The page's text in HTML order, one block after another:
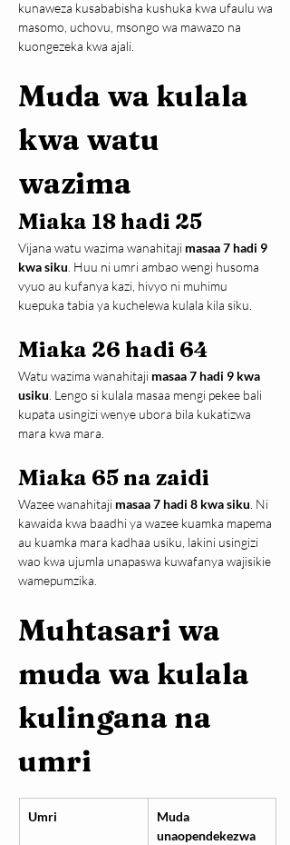
kunaweza kusababisha kushuka kwa ufaulu wa
masomo, uchovu, msongo wa mawazo na
kuongezeka kwa ajali.
Muda wa kulala
kwa watu
wazima
Miaka 18 hadi 25
Vijana watu wazima wanahitaji masaa 7 hadi 9
kwa siku . Huu ni umri ambao wengi husoma
vyuo au kufanya kazi, hivyo ni muhimu
kuepuka tabia ya kuchelewa kulala kila siku.
Miaka 26 hadi 64
Watu wazima wanahitaji masaa 7 hadi 9 kwa
usiku . Lengo si kulala masaa mengi pekee bali
kupata usingizi wenye ubora bila kukatizwa
mara kwa mara.
Miaka 65 na zaidi
Wazee wanahitaji masaa 7 hadi 8 kwa siku . Ni
kawaida kwa baadhi ya wazee kuamka mapema
au kuamka mara kadhaa usiku, lakini usingizi
wao kwa ujumla unapaswa kuwafanya wajisikie
wamepumzika.
Muhtasari wa
muda wa kulala
kulingana na
umri
Umri
Muda
unaopendekezwa